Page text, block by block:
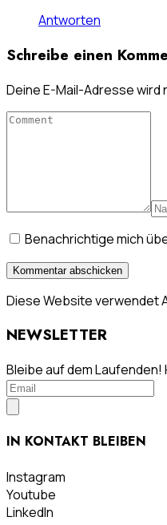
Antworten
Schreibe einen
Deine E-Mail-Adresse
Benachrichtige mich
Diese Website verwendet
NEWSLETTER
Bleibe auf dem
IN KONTAKT BLEIBEN
Instagram
Youtube
LinkedIn